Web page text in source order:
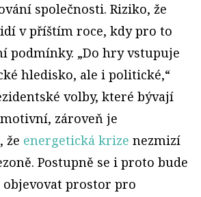
společnosti. Riziko, že
v příštím roce, kdy pro to
podmínky. „Do hry vstupuje
hledisko, ale i politické,“
volby, které bývají
zároveň je
že energetická krize nezmizí
Postupně se i proto bude
objevovat prostor pro